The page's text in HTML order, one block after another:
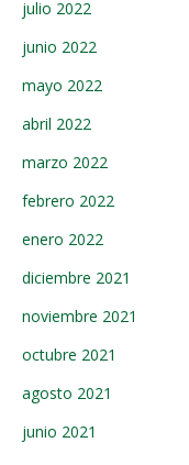
julio 2022
junio 2022
mayo 2022
abril 2022
marzo 2022
febrero 2022
enero 2022
diciembre 2021
noviembre 2021
octubre 2021
agosto 2021
junio 2021